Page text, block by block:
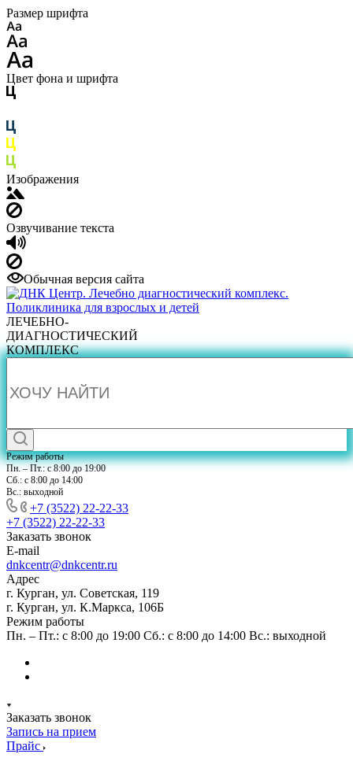
Размер шрифта
Цвет фона и шрифта
Изображения
Озвучивание текста
Обычная версия сайта
ЛЕЧЕБНО-
ДИАГНОСТИЧЕСКИЙ
КОМПЛЕКС
Режим работы
Пн. – Пт.: с 8:00 до 19:00
Сб.: с 8:00 до 14:00
Вс.: выходной
+7 (3522) 22-22-33
+7 (3522) 22-22-33
Заказать звонок
E-mail
dnkcentr@dnkcentr.ru
Адрес
г. Курган, ул. Советская, 119
г. Курган, ул. К.Маркса, 106Б
Режим работы
Пн. – Пт.: с 8:00 до 19:00 Сб.: с 8:00 до 14:00 Вс.: выходной
Заказать звонок
Запись на прием
Прайс